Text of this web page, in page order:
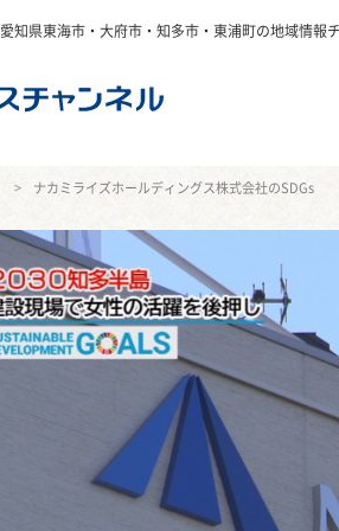
愛知県東海市・大府市・知多市・東浦町の地域情報
ナカミライズホールディングス株式会社のSDGs